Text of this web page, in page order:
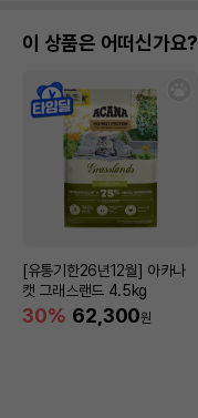
이 상품은 어떠신가요?
[유통기한26년12월] 아카나
캣 그래스랜드 4.5kg
30% 62,300원